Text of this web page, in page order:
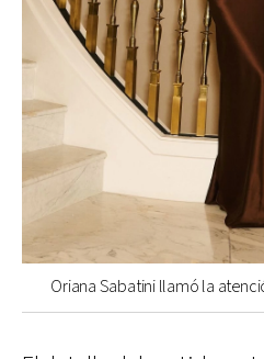
Oriana Sabatini llamó la